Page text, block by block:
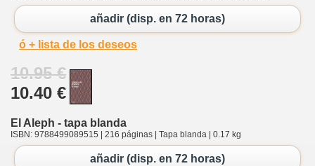
añadir (disp. en 72 horas)
ó + lista de los deseos
10.95 €
10.40 €
El Aleph - tapa blanda
ISBN: 9788499089515 | 216 páginas | Tapa blanda | 0.17 kg
añadir (disp. en 72 horas)